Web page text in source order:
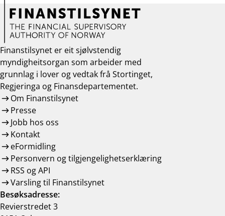
Finanstilsynet er eit sjølvstendig
myndigheitsorgan som arbeider med
grunnlag i lover og vedtak frå Stortinget,
Regjeringa og Finansdepartementet.
Om Finanstilsynet
Presse
Jobb hos oss
Kontakt
eFormidling
Personvern og tilgjengelighetserklæring
RSS og API
Varsling til Finanstilsynet
Besøksadresse:
Revierstredet 3